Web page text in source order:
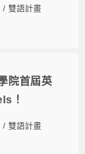
/ 雙語計畫
院首屆英
！
/ 雙語計畫